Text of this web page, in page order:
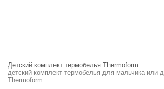
Детский комплект термобелья Thermoform
детский комплект термобелья для мальчика или
Thermoform